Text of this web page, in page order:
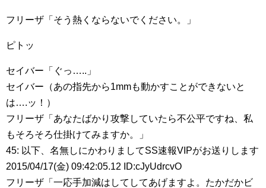
フリーザ「そう熱くならないでください。」
ピトッ
セイバー「ぐっ…..」
セイバー（あの指先から1mmも動かすことができないと
は….ッ！）
フリーザ「あなたばかり攻撃していたら不公平ですね、私
もそろそろ仕掛けてみますか。」
45: 以下、名無しにかわりましてSS速報VIPがお送りします
2015/04/17(金) 09:42:05.12 ID:cJyUdrcvO
フリーザ「一応手加減はしてしてあげますよ。たかだかビ